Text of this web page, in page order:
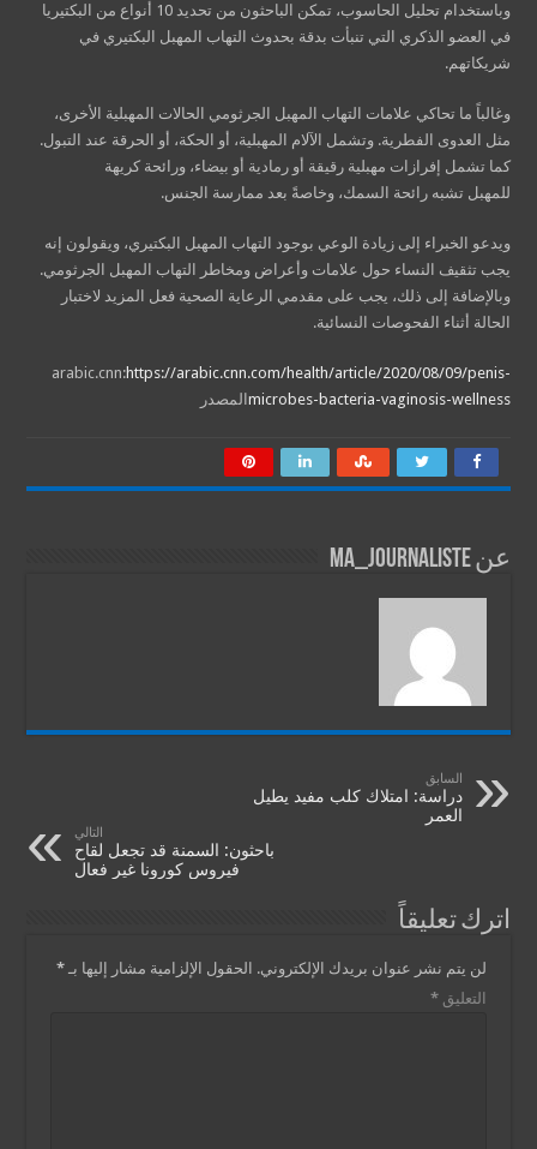
وباستخدام تحليل الحاسوب، تمكن الباحثون من تحديد 10 أنواع من البكتيريا
في العضو الذكري التي تنبأت بدقة بحدوث التهاب المهبل البكتيري في
شريكاتهم.
وغالباً ما تحاكي علامات التهاب المهبل الجرثومي الحالات المهبلية الأخرى،
مثل العدوى الفطرية. وتشمل الآلام المهبلية، أو الحكة، أو الحرقة عند التبول.
كما تشمل إفرازات مهبلية رقيقة أو رمادية أو بيضاء، ورائحة كريهة
للمهبل تشبه رائحة السمك، وخاصةً بعد ممارسة الجنس.
ويدعو الخبراء إلى زيادة الوعي بوجود التهاب المهبل البكتيري، ويقولون إنه
يجب تثقيف النساء حول علامات وأعراض ومخاطر التهاب المهبل الجرثومي.
وبالإضافة إلى ذلك، يجب على مقدمي الرعاية الصحية فعل المزيد لاختبار
الحالة أثناء الفحوصات النسائية.
arabic.cnn:https://arabic.cnn.com/health/article/2020/08/09/penis-
microbes-bacteria-vaginosis-wellness المصدر
عن ma_journaliste
السابق
دراسة: امتلاك كلب مفيد يطيل
العمر
التالي
باحثون: السمنة قد تجعل لقاح
فيروس كورونا غير فعال
اترك تعليقاً
لن يتم نشر عنوان بريدك الإلكتروني. الحقول الإلزامية مشار إليها بـ*
التعليق*